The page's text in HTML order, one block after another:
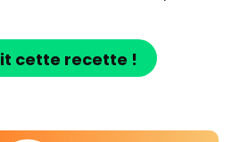
cette recette !